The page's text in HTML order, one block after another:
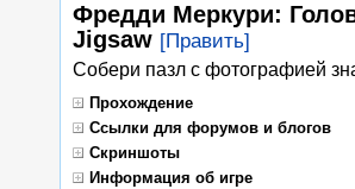
Фредди Меркури:
Jigsaw [Править]
Собери пазл с фотографией
Прохождение
Ссылки для форумов и блогов
Скриншоты
Информация об игре